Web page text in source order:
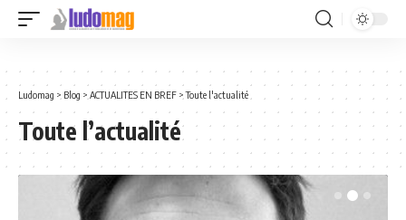
Ludomag > Blog > ACTUALITES EN BREF >Toute l'actualité
Toute l’actualité